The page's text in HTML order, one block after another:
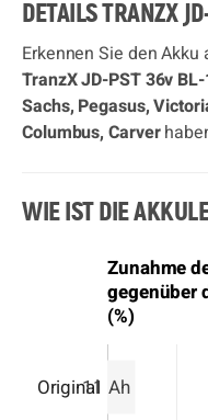
DETAILS TRANZX
Erkennen Sie den
TranzX JD-PST 36v
Sachs, Pegasus,
Columbus, Carver
WIE IST DIE
Zunahme
gegenüber
(%)
Original11 Ah